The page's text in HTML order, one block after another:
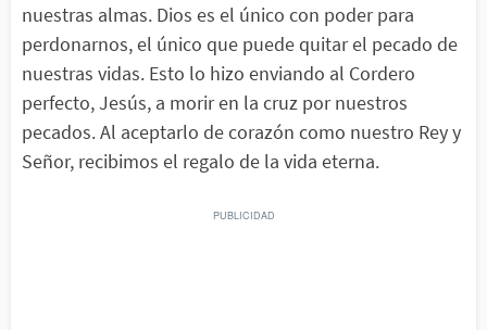
nuestras almas. Dios es el único con poder para
perdonarnos, el único que puede quitar el pecado de
nuestras vidas. Esto lo hizo enviando al Cordero
perfecto, Jesús, a morir en la cruz por nuestros
pecados. Al aceptarlo de corazón como nuestro Rey y
Señor, recibimos el regalo de la vida eterna.